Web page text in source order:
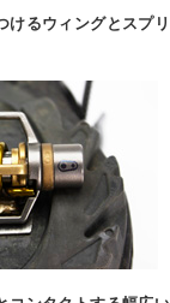
けるウィングとスプ